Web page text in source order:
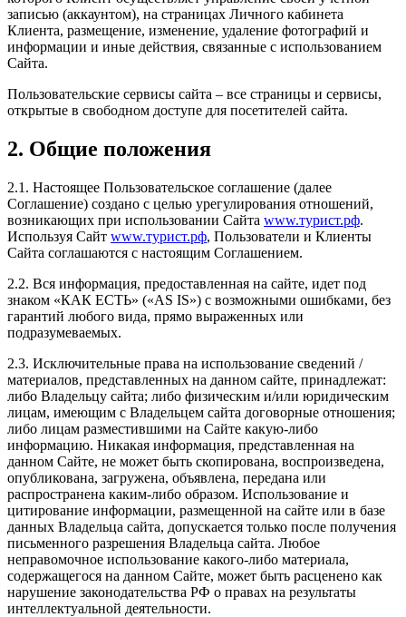
записью (аккаунтом), на страницах Личного кабинета
Клиента, размещение, изменение, удаление фотографий и
информации и иные действия, связанные с использованием
Сайта.
Пользовательские сервисы сайта – все страницы и сервисы,
открытые в свободном доступе для посетителей сайта.
2. Общие положения
2.1. Настоящее Пользовательское соглашение (далее
Соглашение) создано с целью урегулирования отношений,
возникающих при использовании Сайта www.турист.рф.
Используя Сайт www.турист.рф, Пользователи и Клиенты
Сайта соглашаются с настоящим Соглашением.
2.2. Вся информация, предоставленная на сайте, идет под
знаком «КАК ЕСТЬ» («AS IS») с возможными ошибками, без
гарантий любого вида, прямо выраженных или
подразумеваемых.
2.3. Исключительные права на использование сведений /
материалов, представленных на данном сайте, принадлежат:
либо Владельцу сайта; либо физическим и/или юридическим
лицам, имеющим с Владельцем сайта договорные отношения;
либо лицам разместившими на Сайте какую-либо
информацию. Никакая информация, представленная на
данном Сайте, не может быть скопирована, воспроизведена,
опубликована, загружена, объявлена, передана или
распространена каким-либо образом. Использование и
цитирование информации, размещенной на сайте или в базе
данных Владельца сайта, допускается только после получения
письменного разрешения Владельца сайта. Любое
неправомочное использование какого-либо материала,
содержащегося на данном Сайте, может быть расценено как
нарушение законодательства РФ о правах на результаты
интеллектуальной деятельности.